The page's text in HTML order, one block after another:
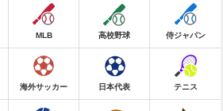
MLB 高校野球 侍ジャパン
海外サッカー 日本代表 テニス